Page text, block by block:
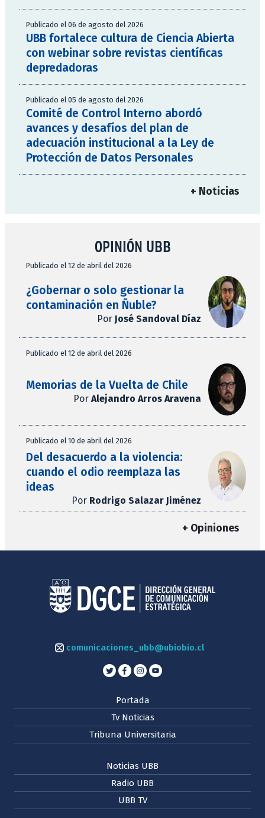
Publicado el 06 de agosto del 2026
UBB fortalece cultura de Ciencia Abierta
con webinar sobre revistas científicas
depredadoras
Publicado el 05 de agosto del 2026
Comité de Control Interno abordó
avances y desafíos del plan de
adecuación institucional a la Ley de
Protección de Datos Personales
+ Noticias
OPINIÓN UBB
Publicado el 12 de abril del 2026
¿Gobernar o solo gestionar la
contaminación en Ñuble?
Por José Sandoval Díaz
Publicado el 12 de abril del 2026
Memorias de la Vuelta de Chile
Por Alejandro Arros Aravena
Publicado el 10 de abril del 2026
Del desacuerdo a la violencia:
cuando el odio reemplaza las
ideas
Por Rodrigo Salazar Jiménez
+ Opiniones
comunicaciones_ubb@ubiobio.cl
Portada
Tv Noticias
Tribuna Universitaria
Noticias UBB
Radio UBB
UBB TV